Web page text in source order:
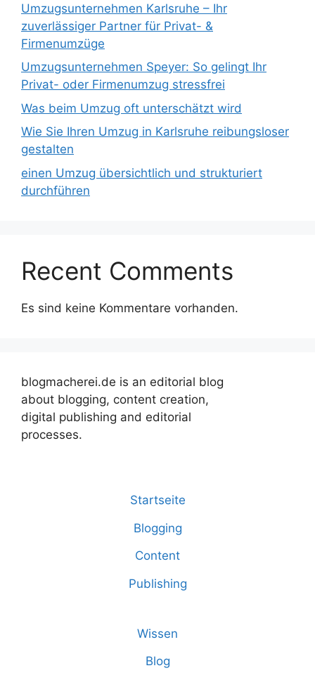
Umzugsunternehmen Karlsruhe – Ihr
zuverlässiger Partner für Privat- &
Firmenumzüge
Umzugsunternehmen Speyer: So gelingt Ihr
Privat- oder Firmenumzug stressfrei
Was beim Umzug oft unterschätzt wird
Wie Sie Ihren Umzug in Karlsruhe reibungsloser
gestalten
einen Umzug übersichtlich und strukturiert
durchführen
Recent Comments
Es sind keine Kommentare vorhanden.
blogmacherei.de is an editorial blog
about blogging, content creation,
digital publishing and editorial
processes.
Startseite
Blogging
Content
Publishing
Wissen
Blog